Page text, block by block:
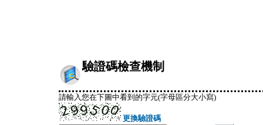
驗證碼檢查機制
請輸入您在下圖中看到的字元(字母區分大小寫)
更換驗證碼